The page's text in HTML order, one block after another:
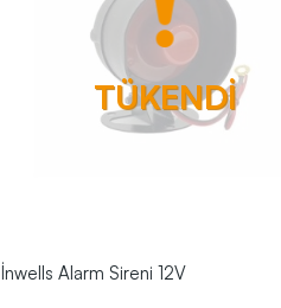
TÜKENDİ
İnwells Alarm Sireni 12V